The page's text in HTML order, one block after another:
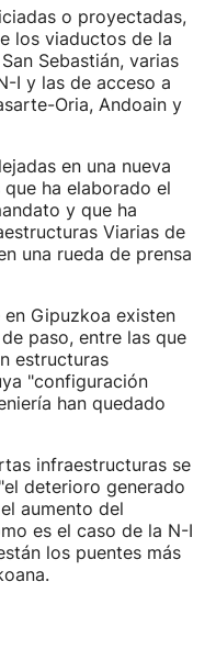
o proyectadas,
los viaductos de la
Sebastián, varias
I y las de acceso a
Oria, Andoain y
en una nueva
ha elaborado el
y que ha
Viarias de
una rueda de prensa
Gipuzkoa existen
paso, entre las que
estructuras
"configuración
han quedado
infraestructuras se
deterioro generado
aumento del
es el caso de la N-I
los puentes más